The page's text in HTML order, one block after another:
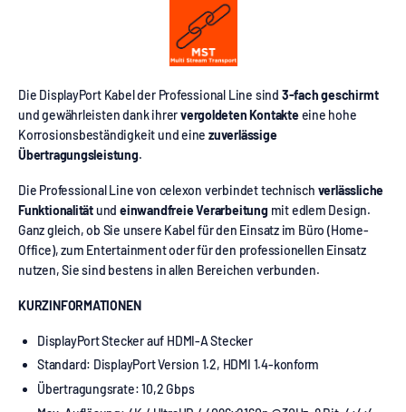
Die DisplayPort Kabel der Professional Line sind 3-fach geschirmt
und gewährleisten dank ihrervergoldeten Kontakteeine hohe
Korrosionsbeständigkeit und einezuverlässige
Übertragungsleistung.
Die Professional Line von celexon verbindet technisch verlässliche
Funktionalitätundeinwandfreie Verarbeitung mit edlem Design.
Ganz gleich, ob Sie unsere Kabel für den Einsatz im Büro (Home-
Office), zum Entertainment oder für den professionellen Einsatz
nutzen, Sie sind bestens in allen Bereichen verbunden.
KURZINFORMATIONEN
DisplayPort Stecker auf HDMI-A Stecker
Standard: DisplayPort Version 1.2, HDMI 1.4-konform
Übertragungsrate: 10,2 Gbps